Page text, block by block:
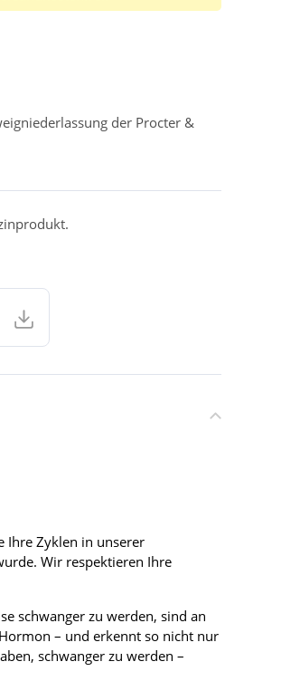
der Procter &
Ihre Zyklen in unserer
Wir respektieren Ihre
schwanger zu werden, sind an
– und erkennt so nicht nur
schwanger zu werden –